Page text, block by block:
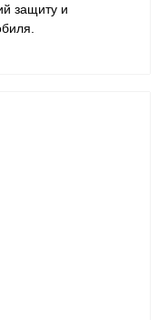
защиту и